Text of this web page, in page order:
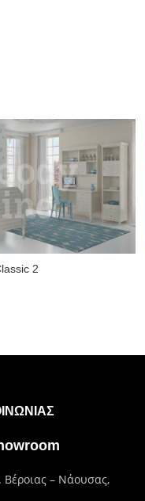
2
Βέροιας – Νάουσας,